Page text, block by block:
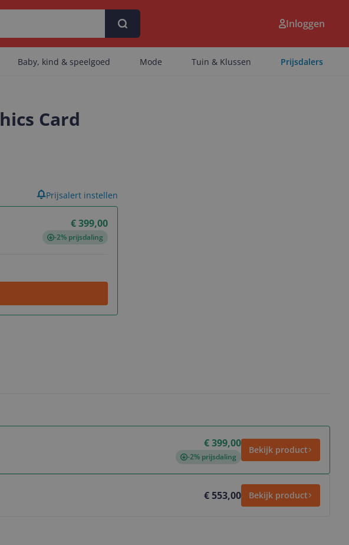
Inloggen
Baby, kind & speelgoed Mode Tuin & Klussen Prijsdalers
Card
€ 399,00
-2% prijsdaling
Prijsalert instellen
€ 399,00
-2% prijsdaling
Bekijk product
€ 553,00 Bekijk product